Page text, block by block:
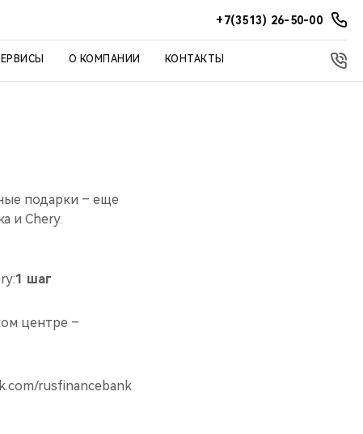
+7(3513) 26-50-00
О КОМПАНИИ КОНТАКТЫ
подарки – еще
и Chery.
1 шаг
центре –
rusfinancebank